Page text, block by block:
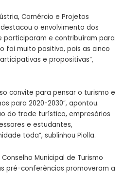
Comércio e Projetos
o envolvimento dos
participaram e contribuíram para
foi muito positivo, pois as cinco
e propositivas”,
convite para pensar o turismo e
para 2020-2030”, apontou.
do trade turístico, empresários
e estudantes,
toda”, sublinhou Piolla.
Municipal de Turismo
pré-conferências promoveram a